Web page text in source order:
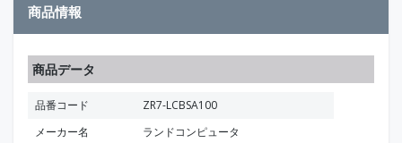
商品情報
商品データ
品番コード
ZR7-LCBSA100
メーカー名
ランドコンピュータ